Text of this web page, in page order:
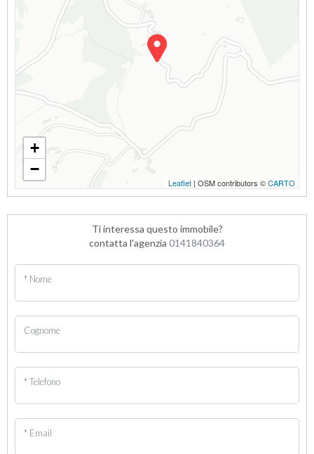
+
−
Leaflet | OSM contributors ©CARTO
Ti interessa questo immobile?
contatta l'agenzia 0141840364
* Nome
Cognome
* Telefono
* Email